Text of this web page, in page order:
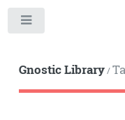
Gnostic Library/